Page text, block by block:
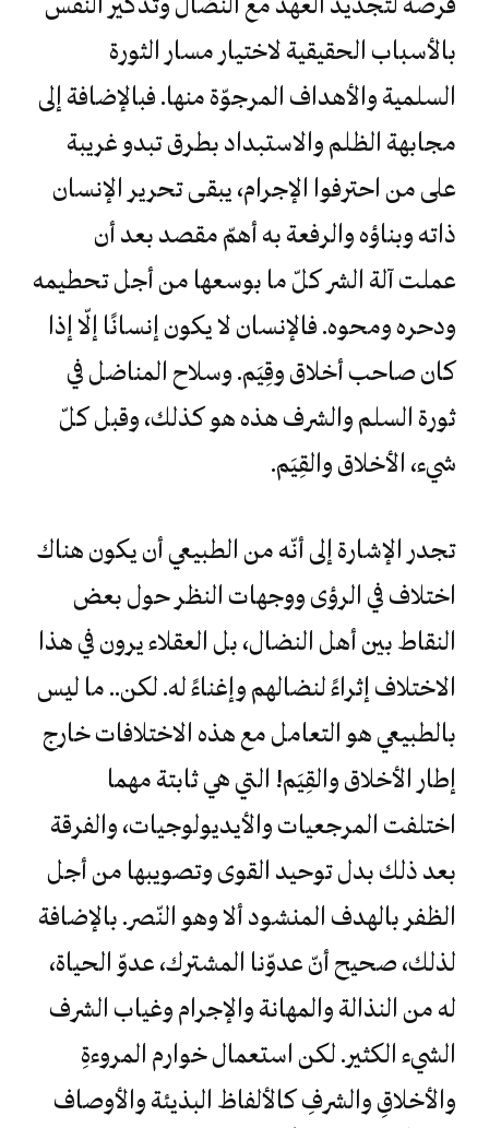
بالأسباب الحقيقية لاختيار مسار الثورة
السلمية والأهداف المرجوّة منها. فبالإضافة إلى
مجابهة الظلم والاستبداد بطرق تبدو غريبة
على من احترفوا الإجرام، يبقى تحرير الإنسان
ذاته وبناؤه والرفعة به أهمّ مقصد بعد أن
عملت آلة الشر كلّ ما بوسعها من أجل تحطيمه
ودحره ومحوه. فالإنسان لا يكون إنسانًا إلّا إذا
كان صاحب أخلاق وقِيَم. وسلاح المناضل في
ثورة السلم والشرف هذه هو كذلك، وقبل كلّ
شيء، الأخلاق والقِيَم.
تجدر الإشارة إلى أنّه من الطبيعي أن يكون هناك
اختلاف في الرؤى ووجهات النظر حول بعض
النقاط بين أهل النضال، بل العقلاء يرون في هذا
الاختلاف إثراءً لنضالهم وإغناءً له. لكن.. ما ليس
بالطبيعي هو التعامل مع هذه الاختلافات خارج
إطار الأخلاق والقِيَم! التي هي ثابتة مهما
اختلفت المرجعيات والأيديولوجيات، والفرقة
بعد ذلك بدل توحيد القوى وتصويبها من أجل
الظفر بالهدف المنشود ألا وهو النّصر. بالإضافة
لذلك، صحيح أنّ عدوّنا المشترك، عدوّ الحياة،
له من النذالة والمهانة والإجرام وغياب الشرف
الشيء الكثير. لكن استعمال خوارم المروءةِ
والأخلاقِ والشرفِ كالألفاظ البذيئة والأوصاف